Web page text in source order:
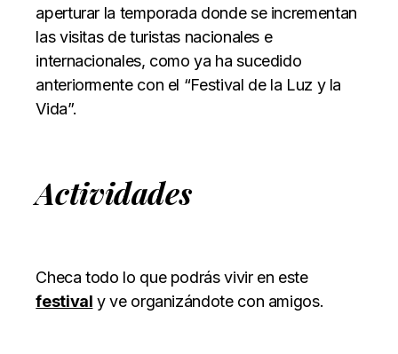
aperturar la temporada donde se incrementan
las visitas de turistas nacionales e
internacionales, como ya ha sucedido
anteriormente con el “Festival de la Luz y la
Vida”.
Actividades
Checa todo lo que podrás vivir en este
festival y ve organizándote con amigos.